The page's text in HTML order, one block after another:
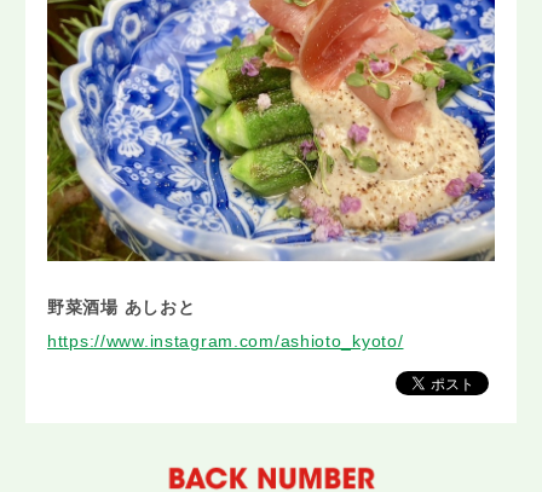
野菜酒場 あしおと
https://www.instagram.com/ashioto_kyoto/